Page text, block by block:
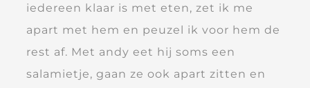
iedereen klaar is met eten, zet ik me
apart met hem en peuzel ik voor hem de
rest af. Met andy eet hij soms een
salamietje, gaan ze ook apart zitten en